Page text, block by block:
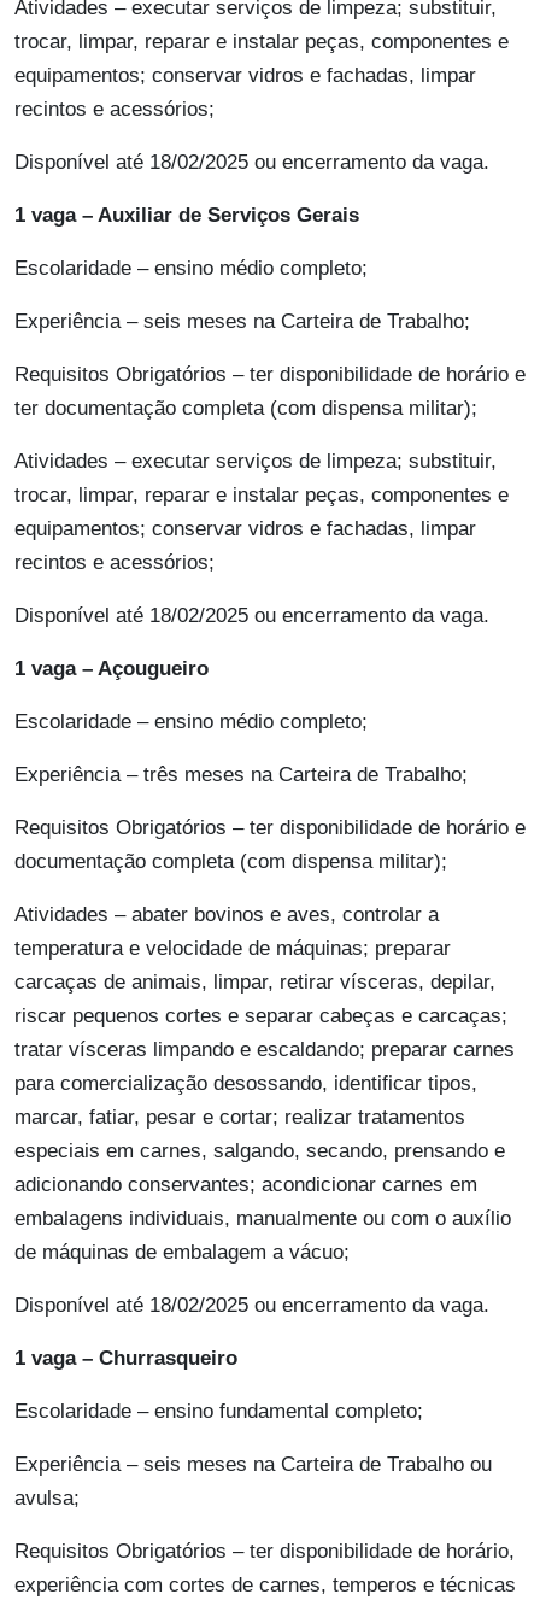
Atividades – executar serviços de limpeza; substituir,
trocar, limpar, reparar e instalar peças, componentes e
equipamentos; conservar vidros e fachadas, limpar
recintos e acessórios;
Disponível até 18/02/2025 ou encerramento da vaga.
1 vaga – Auxiliar de Serviços Gerais
Escolaridade – ensino médio completo;
Experiência – seis meses na Carteira de Trabalho;
Requisitos Obrigatórios – ter disponibilidade de horário e
ter documentação completa (com dispensa militar);
Atividades – executar serviços de limpeza; substituir,
trocar, limpar, reparar e instalar peças, componentes e
equipamentos; conservar vidros e fachadas, limpar
recintos e acessórios;
Disponível até 18/02/2025 ou encerramento da vaga.
1 vaga – Açougueiro
Escolaridade – ensino médio completo;
Experiência – três meses na Carteira de Trabalho;
Requisitos Obrigatórios – ter disponibilidade de horário e
documentação completa (com dispensa militar);
Atividades – abater bovinos e aves, controlar a
temperatura e velocidade de máquinas; preparar
carcaças de animais, limpar, retirar vísceras, depilar,
riscar pequenos cortes e separar cabeças e carcaças;
tratar vísceras limpando e escaldando; preparar carnes
para comercialização desossando, identificar tipos,
marcar, fatiar, pesar e cortar; realizar tratamentos
especiais em carnes, salgando, secando, prensando e
adicionando conservantes; acondicionar carnes em
embalagens individuais, manualmente ou com o auxílio
de máquinas de embalagem a vácuo;
Disponível até 18/02/2025 ou encerramento da vaga.
1 vaga – Churrasqueiro
Escolaridade – ensino fundamental completo;
Experiência – seis meses na Carteira de Trabalho ou
avulsa;
Requisitos Obrigatórios – ter disponibilidade de horário,
experiência com cortes de carnes, temperos e técnicas